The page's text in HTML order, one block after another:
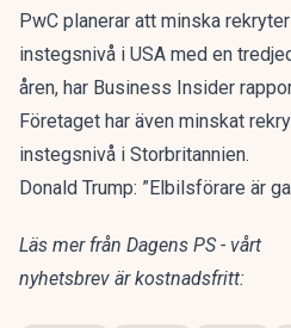
PwC planerar att minska
instegsnivå i USA med en
åren, har Business Insider
Företaget har även minskat
instegsnivå i Storbritannien.
Donald Trump: ”Elbilsförare är
Läs mer från Dagens PS - vårt
nyhetsbrev är kostnadsfritt: